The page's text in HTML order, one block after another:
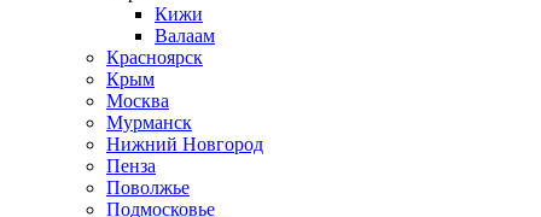
Кижи
Валаам
Красноярск
Крым
Москва
Мурманск
Нижний Новгород
Пенза
Поволжье
Подмосковье